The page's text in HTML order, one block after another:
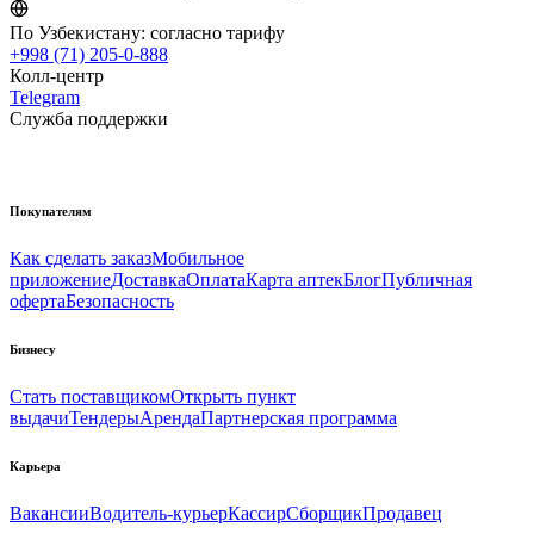
По Узбекистану: согласно тарифу
+998 (71) 205-0-888
Колл-центр
Telegram
Служба поддержки
Покупателям
Как сделать заказМобильное
приложениеДоставкаОплатаКарта аптекБлогПубличная
офертаБезопасность
Бизнесу
Стать поставщикомОткрыть пункт
выдачиТендерыАрендаПартнерская программа
Карьера
ВакансииВодитель-курьерКассирСборщикПродавец